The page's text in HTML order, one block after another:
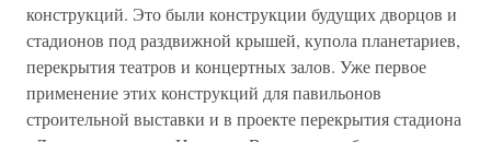
конструкций. Это были конструкции будущих дворцов и
стадионов под раздвижной крышей, купола планетариев,
перекрытия театров и концертных залов. Уже первое
применение этих конструкций для павильонов
строительной выставки и в проекте перекрытия стадиона